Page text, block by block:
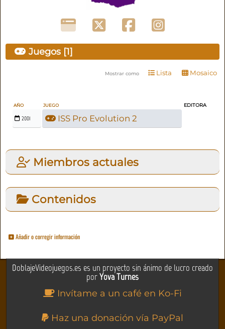
Juegos [1]
Mostrar como Lista Mosaico
AÑO JUEGO EDITORA
2001 ISS Pro Evolution 2
Miembros actuales
Contenidos
Añadir o corregir información
DoblajeVideojuegos.es es un proyecto sin ánimo de lucro creado
porYova Turnes
Invítame a un café en Ko-Fi
Haz una donación vía PayPal